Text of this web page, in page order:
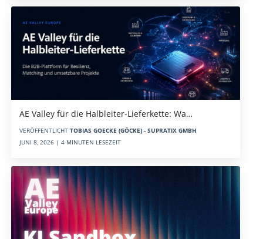
AE Valley für die Halbleiter-Lieferkette: Wa…
VERÖFFENTLICHT TOBIAS GOECKE (GÖCKE) - SUPRATIX GMBH
JUNI 8, 2026 | 4 MINUTEN LESEZEIT